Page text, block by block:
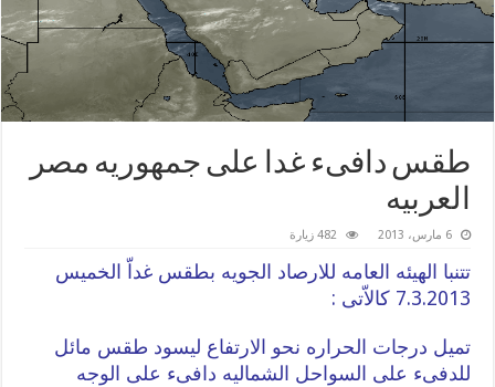
طقس دافىء غدا على جمهوريه مصر
العربيه
6 مارس، 2013 482 زيارة
تتنبا الهيئه العامه للارصاد الجويه بطقس غداّ الخميس
7.3.2013 كالاّتى :
تميل درجات الحراره نحو الارتفاع ليسود طقس مائل
للدفىء على السواحل الشماليه دافىء على الوجه